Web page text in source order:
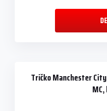
Tričko Manchester